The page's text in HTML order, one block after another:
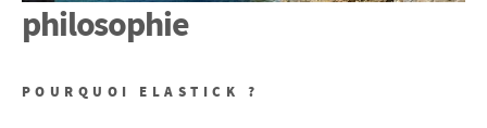
philosophie
POURQUOI ELASTICK ?